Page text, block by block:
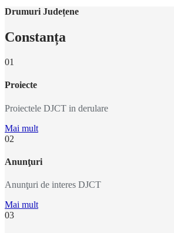
Drumuri Județene
Constanța
01
Proiecte
Proiectele DJCT in derulare
Mai mult
02
Anunţuri
Anunţuri de interes DJCT
Mai mult
03